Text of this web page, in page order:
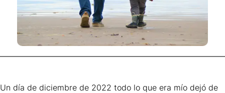
Un día de diciembre de 2022 todo lo que era mío dejó de